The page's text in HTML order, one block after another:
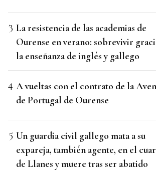
La resistencia de las academias de
Ourense en verano: sobrevivir
la enseñanza de inglés y gallego
A vueltas con el contrato de la
de Portugal de Ourense
Un guardia civil gallego mata a su
expareja, también agente, en el
de Llanes y muere tras ser abatido